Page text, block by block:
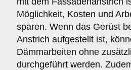
Möglichkeit, Kosten und
sparen. Wenn das Gerüst
Anstrich aufgestellt ist,
Dämmarbeiten ohne
durchgeführt werden.